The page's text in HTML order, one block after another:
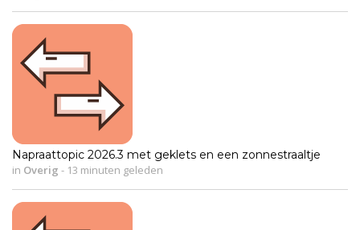
Napraattopic 2026.3 met geklets en een zonnestraaltje
in Overig - 13 minuten geleden